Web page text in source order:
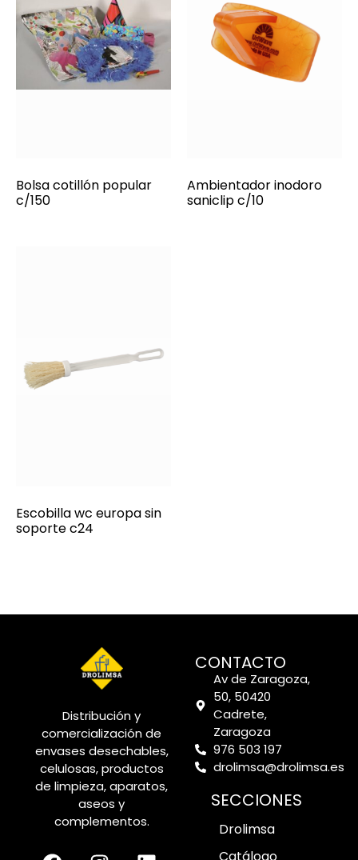
Bolsa cotillón popular
c/150
Ambientador inodoro
saniclip c/10
Escobilla wc europa sin
soporte c24
Distribución y
comercialización de
envases desechables,
celulosas, productos
de limpieza, aparatos,
aseos y
complementos.
CONTACTO
Av de Zaragoza,
50, 50420
Cadrete,
Zaragoza
976 503 197
drolimsa@drolimsa.es
SECCIONES
Drolimsa